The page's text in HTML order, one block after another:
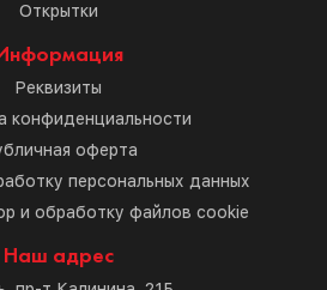
Открытки
Реквизиты
конфиденциальности
оферта
персональных данных
и обработку файлов cookie
Наш адрес